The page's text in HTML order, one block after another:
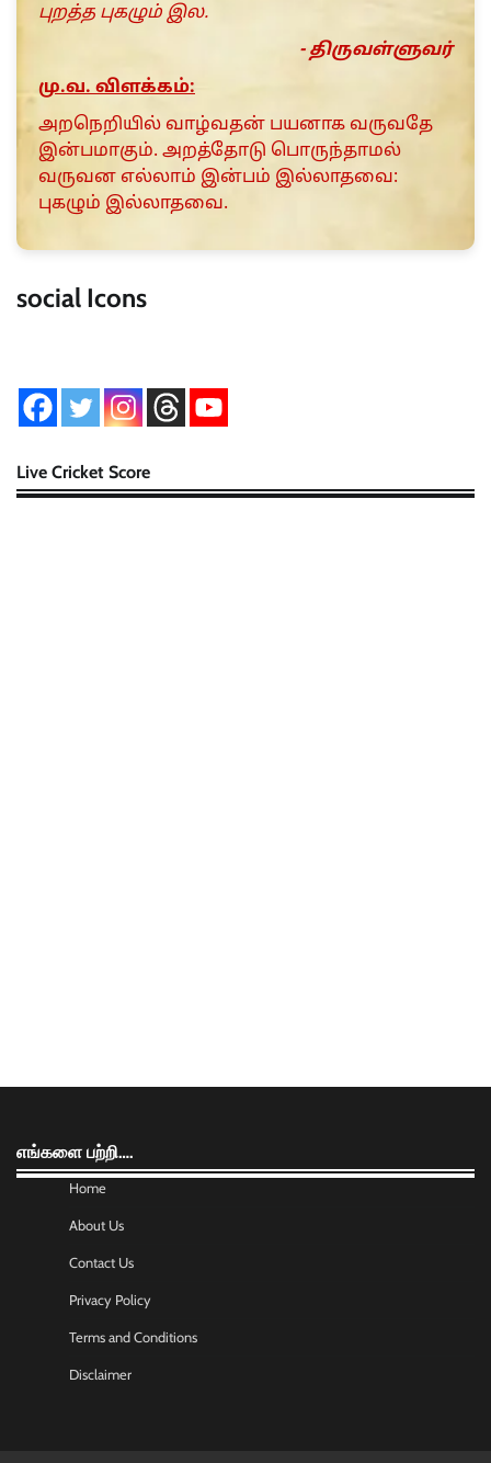
புறத்த புகழும் இல.
- திருவள்ளுவர்
மு.வ. விளக்கம்:
அறநெறியில் வாழ்வதன் பயனாக வருவதே
இன்பமாகும். அறத்தோடு பொருந்தாமல்
வருவன எல்லாம் இன்பம் இல்லாதவை:
புகழும் இல்லாதவை.
social Icons
Live Cricket Score
எங்களை பற்றி….
Home
About Us
Contact Us
Privacy Policy
Terms and Conditions
Disclaimer